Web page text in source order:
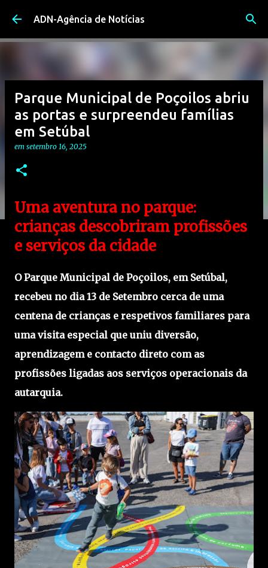
Avançar para o conteúdo principal
ADN-Agência de Notícias
Parque Municipal de Poçoilos abriu
as portas e surpreendeu famílias
em Setúbal
em setembro 16, 2025
Uma aventura no parque:
crianças descobriram profissões
e serviços da cidade
O Parque Municipal de Poçoilos, em Setúbal,
recebeu no dia 13 de Setembro cerca de uma
centena de crianças e respetivos familiares para
uma visita especial que uniu diversão,
aprendizagem e contacto direto com as
profissões ligadas aos serviços operacionais da
autarquia.